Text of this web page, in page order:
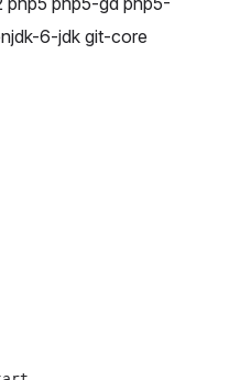
6-jdk git-core